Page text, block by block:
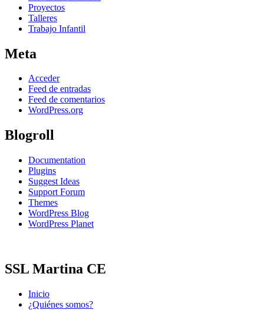
Proyectos
Talleres
Trabajo Infantil
Meta
Acceder
Feed de entradas
Feed de comentarios
WordPress.org
Blogroll
Documentation
Plugins
Suggest Ideas
Support Forum
Themes
WordPress Blog
WordPress Planet
SSL Martina CE
Inicio
¿Quiénes somos?